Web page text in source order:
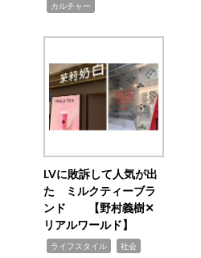
カルチャー
LVに敗訴して人気が出
た ミルクティーブラ
ンド 【野村義樹✕
リアルワールド】
ライフスタイル 社会